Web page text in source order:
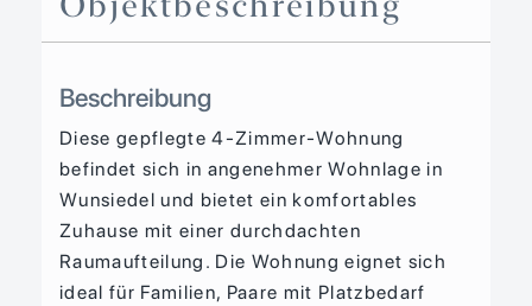
Beschreibung
Diese gepflegte 4-Zimmer-Wohnung
befindet sich in angenehmer Wohnlage in
Wunsiedel und bietet ein komfortables
Zuhause mit einer durchdachten
Raumaufteilung. Die Wohnung eignet sich
ideal für Familien, Paare mit Platzbedarf